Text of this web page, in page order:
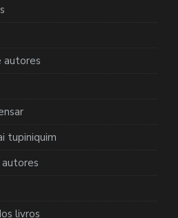
autores
tupiniquim
livros